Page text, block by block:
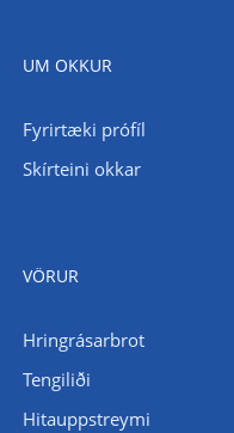
UM OKKUR
Fyrirtæki prófíl
Skírteini okkar
VÖRUR
Hringrásarbrot
Tengiliði
Hitauppstreymi